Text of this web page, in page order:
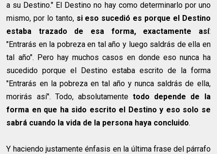
a su Destino." El Destino no hay como determinarlo por uno
mismo, por lo tanto, si eso sucedió es porque el Destino
estaba trazado de esa forma, exactamente así:
"Entrarás en la pobreza en tal año y luego saldrás de ella en
tal año". Pero hay muchos casos en donde eso nunca ha
sucedido porque el Destino estaba escrito de la forma
"Entrarás en la pobreza en tal año y nunca saldrás de ella,
morirás así". Todo, absolutamentetodo depende de la
forma en que ha sido escrito el Destino y eso solo se
sabrá cuando la vida de la persona haya concluido.
Y haciendo justamente énfasis en la última frase del párrafo